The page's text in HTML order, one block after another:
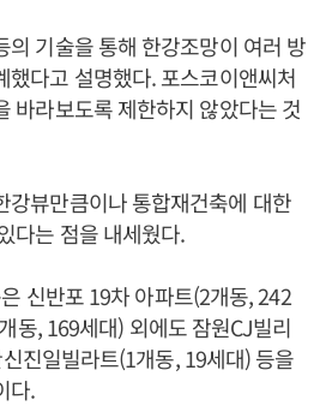
의 기술을 통해 한강조망이 여러 방
했다고 설명했다. 포스코이앤씨처
바라보도록 제한하지 않았다는 것
강뷰만큼이나 통합재건축에 대한
다는 점을 내세웠다.
신반포 19차 아파트(2개동, 242
동, 169세대) 외에도 잠원CJ빌리
진일빌라트(1개동, 19세대) 등을
다.